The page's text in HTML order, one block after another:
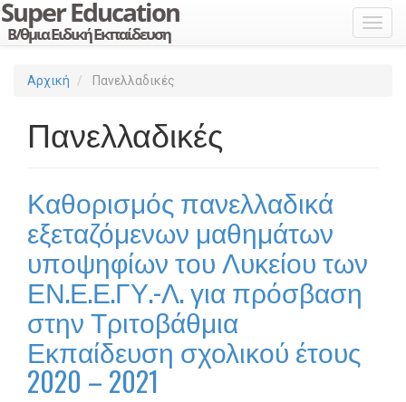
Αρχική Πανελλαδικές
Πανελλαδικές
Καθορισμός πανελλαδικά
εξεταζόμενων μαθημάτων
υποψηφίων του Λυκείου των
ΕΝ.Ε.Ε.ΓΥ.-Λ. για πρόσβαση
στην Τριτοβάθμια
Εκπαίδευση σχολικού έτους
2020 – 2021